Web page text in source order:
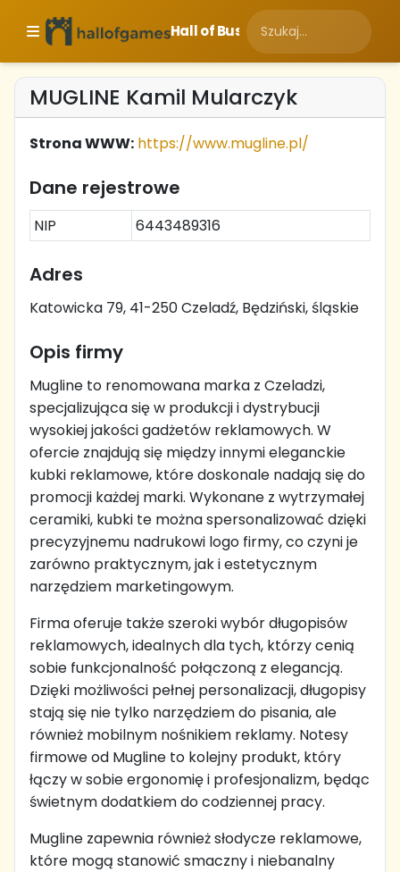
Hall of Business
MUGLINE Kamil Mularczyk
Strona WWW: https://www.mugline.pl/
Dane rejestrowe
NIP 6443489316
Adres
Katowicka 79, 41-250 Czeladź, Będziński, śląskie
Opis firmy
Mugline to renomowana marka z Czeladzi,
specjalizująca się w produkcji i dystrybucji
wysokiej jakości gadżetów reklamowych. W
ofercie znajdują się między innymi eleganckie
kubki reklamowe, które doskonale nadają się do
promocji każdej marki. Wykonane z wytrzymałej
ceramiki, kubki te można spersonalizować dzięki
precyzyjnemu nadrukowi logo firmy, co czyni je
zarówno praktycznym, jak i estetycznym
narzędziem marketingowym.
Firma oferuje także szeroki wybór długopisów
reklamowych, idealnych dla tych, którzy cenią
sobie funkcjonalność połączoną z elegancją.
Dzięki możliwości pełnej personalizacji, długopisy
stają się nie tylko narzędziem do pisania, ale
również mobilnym nośnikiem reklamy. Notesy
firmowe od Mugline to kolejny produkt, który
łączy w sobie ergonomię i profesjonalizm, będąc
świetnym dodatkiem do codziennej pracy.
Mugline zapewnia również słodycze reklamowe,
które mogą stanowić smaczny i niebanalny